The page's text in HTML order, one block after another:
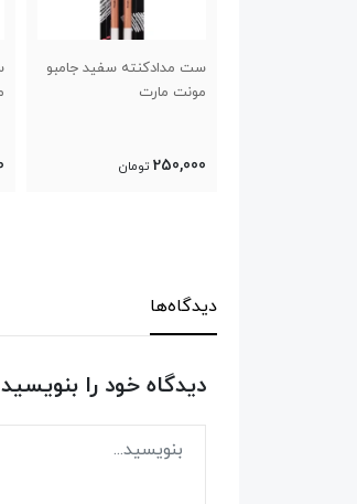
ست مدادکنته سفید مونت
مارت
350,000 تومان
دیدگاه‌ها
دیدگاه خود را بنویسید